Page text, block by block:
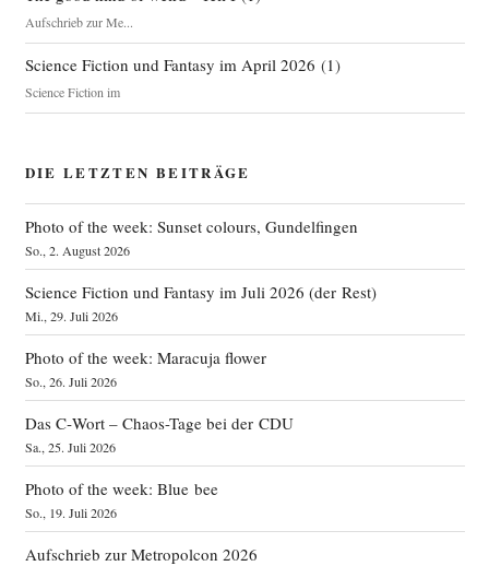
Aufschrieb zur Me...
Science Fiction und Fantasy im April 2026 (1)
Science Fiction im
DIE LETZTEN BEITRÄGE
Photo of the week: Sunset colours, Gundelfingen
So., 2. August 2026
Science Fiction und Fantasy im Juli 2026 (der Rest)
Mi., 29. Juli 2026
Photo of the week: Maracuja flower
So., 26. Juli 2026
Das C‑Wort – Chaos-Tage bei der CDU
Sa., 25. Juli 2026
Photo of the week: Blue bee
So., 19. Juli 2026
Aufschrieb zur Metropolcon 2026